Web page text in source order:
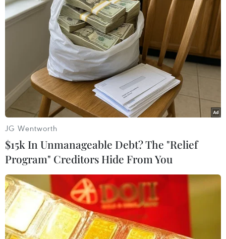
ạt hay vì kinh tế mà bỏ qua dịch bệnh. Dự kiến,
thị trường hàng không mất tới 3 năm mới phục
hồi đạt như năm 2019,” ông Hảo khẳng định./.
(Vietnam+)
JG Wentworth
$15k In Unmanageable Debt? The "Relief
Program" Creditors Hide From You